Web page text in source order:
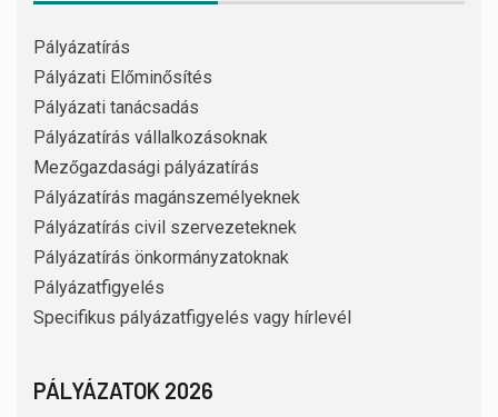
Pályázatírás
Pályázati Előminősítés
Pályázati tanácsadás
Pályázatírás vállalkozásoknak
Mezőgazdasági pályázatírás
Pályázatírás magánszemélyeknek
Pályázatírás civil szervezeteknek
Pályázatírás önkormányzatoknak
Pályázatfigyelés
Specifikus pályázatfigyelés vagy hírlevél
PÁLYÁZATOK 2026